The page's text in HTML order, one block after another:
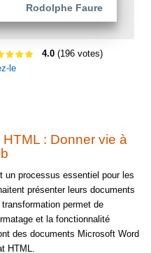
Rodolphe Faure
4.0(196 votes)
le
: Donner vie à
un processus essentiel pour les
présenter leurs documents
permet de
et la fonctionnalité
des documents Microsoft Word
HTML.